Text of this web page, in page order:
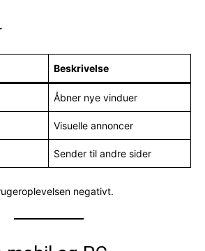
Beskrivelse
Åbner nye vinduer
Visuelle annoncer
Sender til andre sider
negativt.